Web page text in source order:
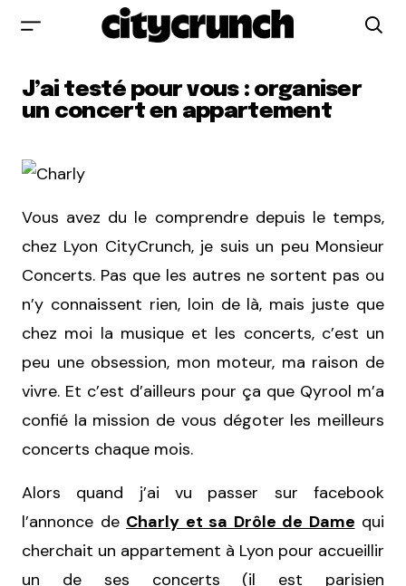
J’ai testé pour vous : organiser
un concert en appartement
Vous avez du le comprendre depuis le temps,
chez Lyon CityCrunch, je suis un peu Monsieur
Concerts. Pas que les autres ne sortent pas ou
n’y connaissent rien, loin de là, mais juste que
chez moi la musique et les concerts, c’est un
peu une obsession, mon moteur, ma raison de
vivre. Et c’est d’ailleurs pour ça que Qyrool m’a
confié la mission de vous dégoter les meilleurs
concerts chaque mois.
Alors quand j’ai vu passer sur facebook
l’annonce de Charly et sa Drôle de Dame qui
cherchait un appartement à Lyon pour accueillir
un de ses concerts (il est parisien